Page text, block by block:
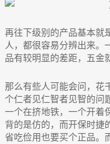
再往下级别的产品基本就
人，都很容易分辨出来。
品有较明显的差距，五金
那么有些人可能会问，花
个仁者见仁智者见智的问
一个在挤地铁，一个开着
背的是仿的，而开保时捷
省吃俭用也要买个正品。